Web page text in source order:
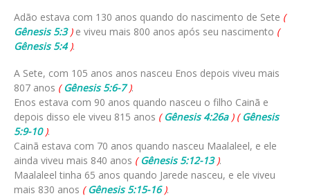
Adão estava com 130 anos quando do nascimento de Sete (
Gênesis 5:3)e viveu mais 800 anos após seu nascimento (
Gênesis 5:4).
A Sete, com 105 anos anos nasceu Enos depois viveu mais
807 anos (Gênesis 5:6-7).
Enos estava com 90 anos quando nasceu o filho Cainã e
depois disso ele viveu 815 anos (Gênesis 4:26a) (Gênesis
5:9-10).
Cainã estava com 70 anos quando nasceu Maalaleel, e ele
ainda viveu mais 840 anos (Gênesis 5:12-13).
Maalaleel tinha 65 anos quando Jarede nasceu, e ele viveu
mais 830 anos (Gênesis 5:15-16).